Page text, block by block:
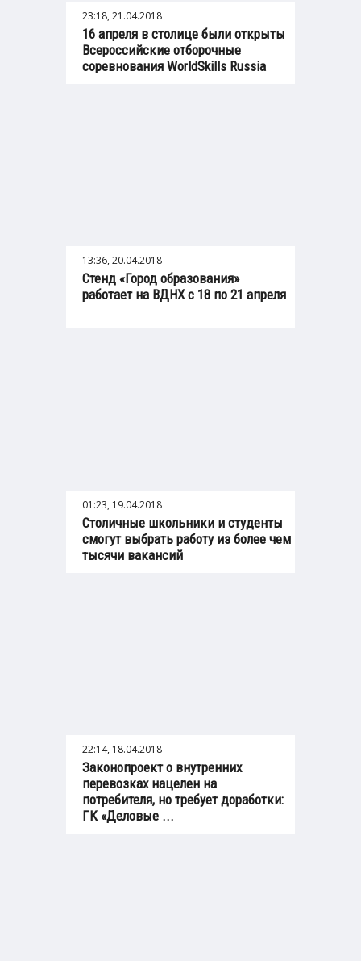
23:18, 21.04.2018
16 апреля в столице были открыты
Всероссийские отборочные
соревнования WorldSkills Russia
13:36, 20.04.2018
Стенд «Город образования»
работает на ВДНХ с 18 по 21 апреля
01:23, 19.04.2018
Столичные школьники и студенты
смогут выбрать работу из более чем
тысячи вакансий
22:14, 18.04.2018
Законопроект о внутренних
перевозках нацелен на
потребителя, но требует доработки:
ГК «Деловые ...